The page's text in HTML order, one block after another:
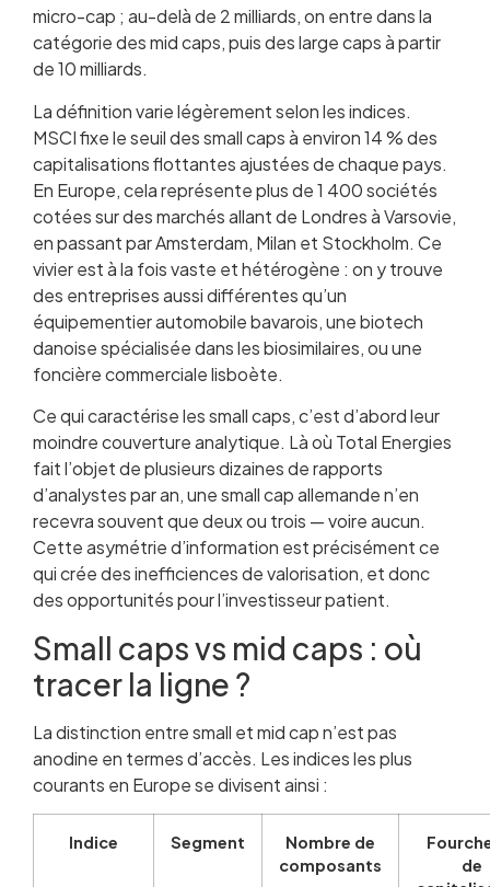
micro-cap ; au-delà de 2 milliards, on entre dans la
catégorie des mid caps, puis des large caps à partir
de 10 milliards.
La définition varie légèrement selon les indices.
MSCI fixe le seuil des small caps à environ 14 % des
capitalisations flottantes ajustées de chaque pays.
En Europe, cela représente plus de 1 400 sociétés
cotées sur des marchés allant de Londres à Varsovie,
en passant par Amsterdam, Milan et Stockholm. Ce
vivier est à la fois vaste et hétérogène : on y trouve
des entreprises aussi différentes qu’un
équipementier automobile bavarois, une biotech
danoise spécialisée dans les biosimilaires, ou une
foncière commerciale lisboète.
Ce qui caractérise les small caps, c’est d’abord leur
moindre couverture analytique. Là où Total Energies
fait l’objet de plusieurs dizaines de rapports
d’analystes par an, une small cap allemande n’en
recevra souvent que deux ou trois — voire aucun.
Cette asymétrie d’information est précisément ce
qui crée des inefficiences de valorisation, et donc
des opportunités pour l’investisseur patient.
Small caps vs mid caps : où
tracer la ligne ?
La distinction entre small et mid cap n’est pas
anodine en termes d’accès. Les indices les plus
courants en Europe se divisent ainsi :
Indice Segment
Nombre de
composants
de